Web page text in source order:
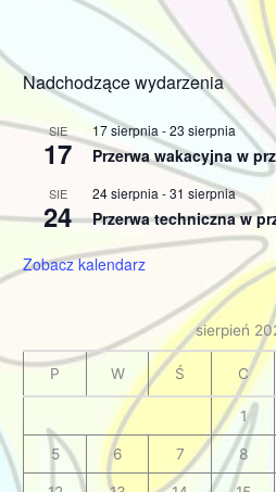
Nadchodzące wydarzenia
SIE
17
17 sierpnia -23 sierpnia
Przerwa wakacyjna w
SIE
24
24 sierpnia -31 sierpnia
Przerwa techniczna w
Zobacz kalendarz
sierpień
P W Ś C
1
5 6 7 8